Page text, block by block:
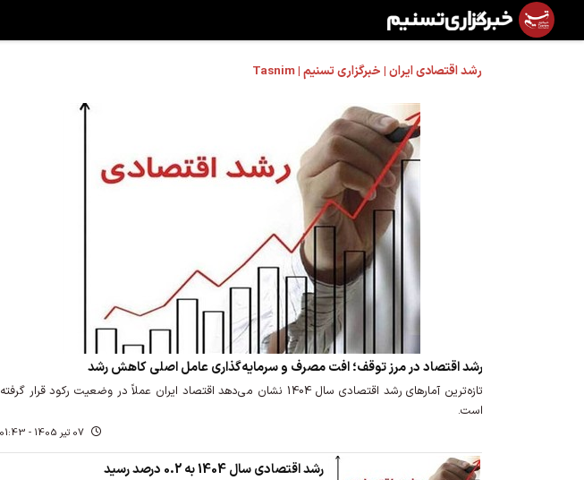
رشد اقتصادی ایران | خبرگزاری تسنیم | Tasnim
رشد اقتصاد در مرز توقف؛ افت مصرف و سرمایه‌گذاری عامل اصلی کاهش رشد
تازه‌ترین آمارهای رشد اقتصادی سال 1404 نشان می‌دهد اقتصاد ایران عملاً در وضعیت رکود قرار گرفته
است.
رشد اقتصادی سال 1404 به 0.2 درصد رسید